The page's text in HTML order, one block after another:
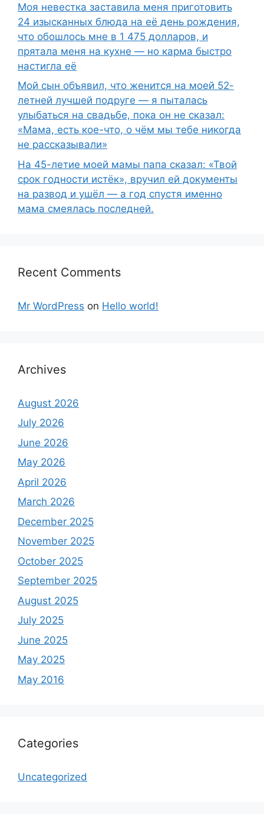
Моя невестка заставила меня приготовить
24 изысканных блюда на её день рождения,
что обошлось мне в 1 475 долларов, и
прятала меня на кухне — но карма быстро
настигла её
Мой сын объявил, что женится на моей 52-
летней лучшей подруге — я пыталась
улыбаться на свадьбе, пока он не сказал:
«Мама, есть кое-что, о чём мы тебе никогда
не рассказывали»
На 45-летие моей мамы папа сказал: «Твой
срок годности истёк», вручил ей документы
на развод и ушёл — а год спустя именно
мама смеялась последней.
Recent Comments
Mr WordPress on Hello world!
Archives
August 2026
July 2026
June 2026
May 2026
April 2026
March 2026
December 2025
November 2025
October 2025
September 2025
August 2025
July 2025
June 2025
May 2025
May 2016
Categories
Uncategorized